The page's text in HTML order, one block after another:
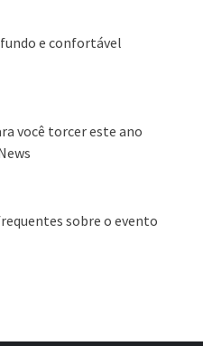
e confortável
você torcer este ano
sobre o evento